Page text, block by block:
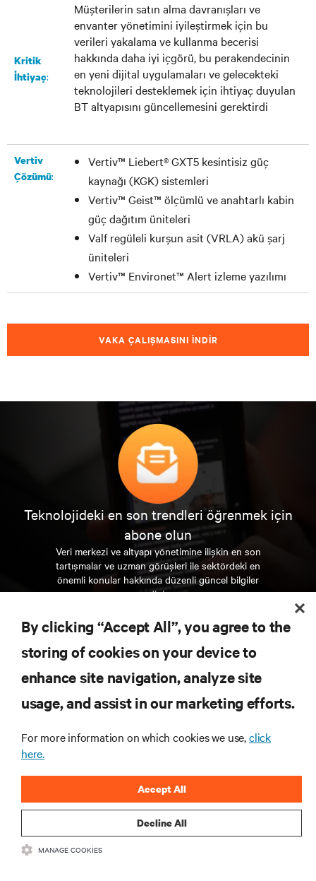
Kritik
İhtiyaç:
Müşterilerin satın alma davranışları ve
envanter yönetimini iyileştirmek için bu
verileri yakalama ve kullanma becerisi
hakkında daha iyi içgörü, bu perakendecinin
en yeni dijital uygulamaları ve gelecekteki
teknolojileri desteklemek için ihtiyaç duyulan
BT altyapısını güncellemesini gerektirdi
Vertiv
Çözümü:
Vertiv™ Liebert® GXT5 kesintisiz güç
kaynağı (KGK) sistemleri
Vertiv™ Geist™ ölçümlü ve anahtarlı kabin
güç dağıtım üniteleri
Valf regüleli kurşun asit (VRLA) akü şarj
üniteleri
Vertiv™ Environet™ Alert izleme yazılımı
VAKA ÇALIŞMASINI İNDIR
Teknolojideki en son trendleri öğrenmek için
abone olun
Veri merkezi ve altyapı yönetimine ilişkin en son
tartışmalar ve uzman görüşleri ile sektördeki en
önemli konular hakkında düzenli güncel bilgiler
edinin.
ŞİMDİ KAYDOLUN
KAYNAKLAR
KURUMSAL
BIZIMLE ILETIŞIME GEÇIN
By clicking “Accept All”, you agree to the
storing of cookies on your device to
enhance site navigation, analyze site
usage, and assist in our marketing efforts.
For more information on which cookies we use,click
here.
Decline All
Accept All
MANAGE COOKIES